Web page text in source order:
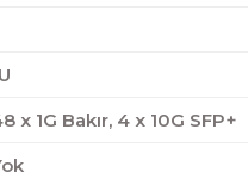
x 1G Bakır, 4 x 10G SFP+